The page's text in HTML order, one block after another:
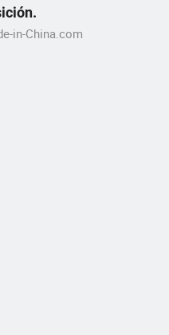
in-China.com